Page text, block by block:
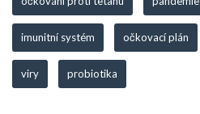
imunitní systém očkovací plán
viry probiotika